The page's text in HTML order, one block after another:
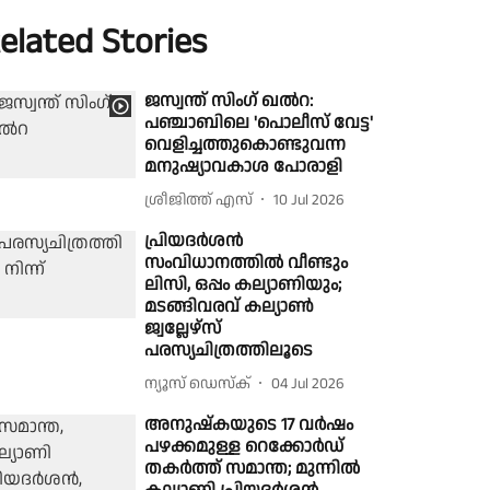
Stories
ജസ്വന്ത് സിംഗ് ഖൽറ:
പഞ്ചാബിലെ 'പൊലീസ് വേട്ട'
വെളിച്ചത്തുകൊണ്ടുവന്ന
മനുഷ്യാവകാശ പോരാളി
ശ്രീജിത്ത് എസ് 10 Jul 2026
പ്രിയദർശൻ
സംവിധാനത്തിൽ വീണ്ടും
ലിസി, ഒപ്പം കല്യാണിയും;
മടങ്ങിവരവ് കല്യാൺ
ജ്വല്ലേഴ്സ്
പരസ്യചിത്രത്തിലൂടെ
ന്യൂസ് ഡെസ്ക് 04 Jul 2026
അനുഷ്കയുടെ 17 വർഷം
പഴക്കമുള്ള റെക്കോർഡ്
തകർത്ത് സമാന്ത; മുന്നിൽ